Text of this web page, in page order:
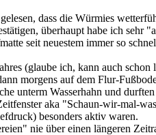
dass die Würmies
überhaupt habe ich
seit neuestem immer so
(glaube ich, kann auch
morgens auf dem Flur-
unterm Wasserhahn und
aka "Schaun-wir-mal-
besonders aktiv waren.
nie über einen längeren